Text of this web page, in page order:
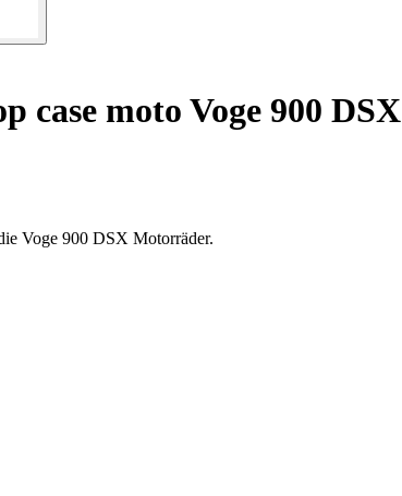
case moto Voge 900 DSX
Voge 900 DSX Motorräder.